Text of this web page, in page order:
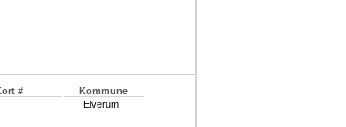
#
Kommune
Elverum